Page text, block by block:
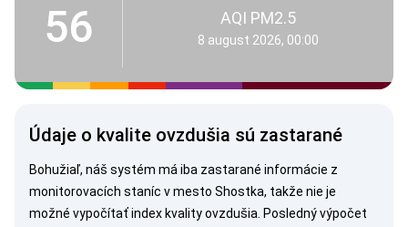
56 AQI PM2.5
8 august 2026, 00:00
Údaje o kvalite ovzdušia sú zastarané
Bohužiaľ, náš systém má iba zastarané informácie z
monitorovacích staníc v mesto Shostka, takže nie je
možné vypočítať index kvality ovzdušia. Posledný výpočet